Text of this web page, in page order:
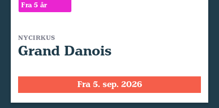
Fra 5 år
NYCIRKUS
Grand Danois
Fra 5. sep. 2026